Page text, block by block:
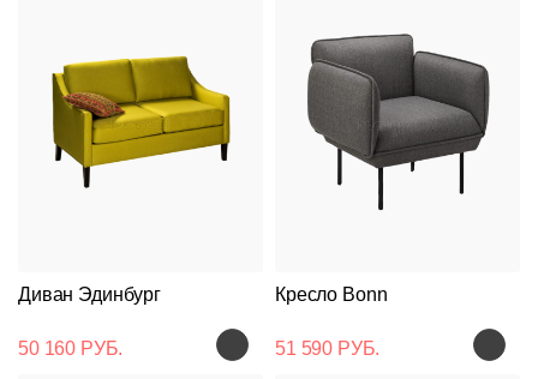
Диван Эдинбург
50 160 РУБ.
Кресло Bonn
51 590 РУБ.